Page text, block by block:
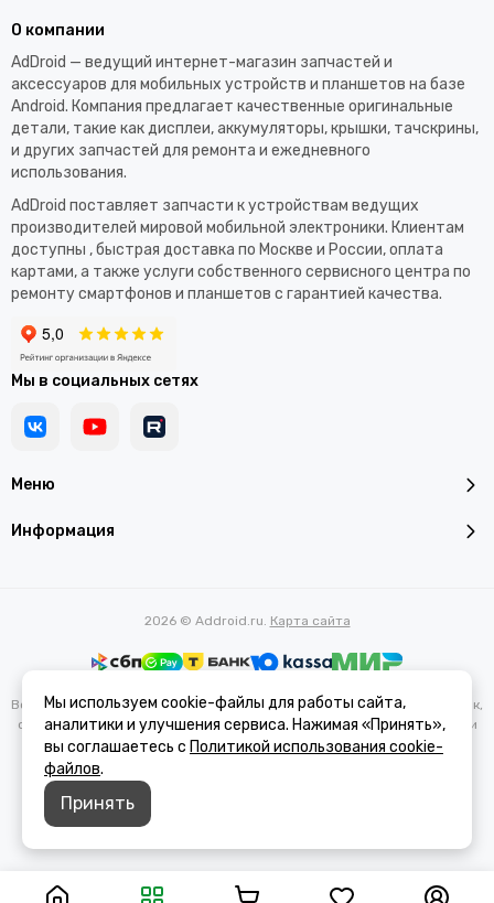
Меню
Информация
О компании
AdDroid — ведущий интернет-магазин запчастей и
аксессуаров для мобильных устройств и планшетов на базе
Android. Компания предлагает качественные оригинальные
детали, такие как дисплеи, аккумуляторы, крышки, тачскрины,
и других запчастей для ремонта и ежедневного
использования.​
AdDroid поставляет запчасти к устройствам ведущих
производителей мировой мобильной электроники. Клиентам
доступны , быстрая доставка по Москве и России, оплата
картами, а также услуги собственного сервисного центра по
ремонту смартфонов и планшетов с гарантией качества.
Мы в социальных сетях
2026 © Addroid.ru. Карта сайта
Вся представленная на сайте информация, касающаяся характеристик,
стоимости товаров и услуг, носит информационный характер и ни при
каких условиях не является публичной офертой, определяемой
положениями Статьи 437(2) Гражданского кодекса РФ.
Мы используем cookie-файлы для работы сайта,
аналитики и улучшения сервиса. Нажимая «Принять»,
вы соглашаетесь с Политикой использования cookie-
файлов.
Принять